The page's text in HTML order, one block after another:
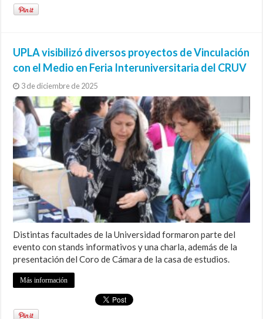
UPLA visibilizó diversos proyectos de Vinculación
con el Medio en Feria Interuniversitaria del CRUV
3 de diciembre de 2025
Distintas facultades de la Universidad formaron parte del
evento con stands informativos y una charla, además de la
presentación del Coro de Cámara de la casa de estudios.
Más información